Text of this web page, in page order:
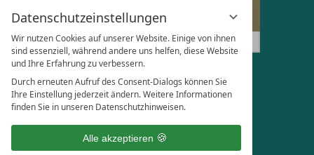
Datenschutzeinstellungen
Wir nutzen Cookies auf unserer Website. Einige von ihnen
sind essenziell, während andere uns helfen, diese Website
und Ihre Erfahrung zu verbessern.
Durch erneuten Aufruf des Consent-Dialogs können Sie
Ihre Einstellung jederzeit ändern. Weitere Informationen
finden Sie in unseren Datenschutzhinweisen.
Alle akzeptieren